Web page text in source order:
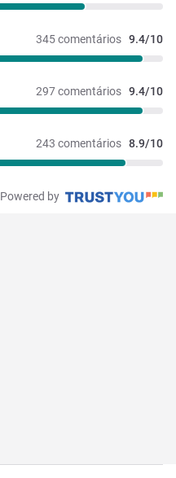
345 comentários 9.4/10
297 comentários 9.4/10
243 comentários 8.9/10
Powered by